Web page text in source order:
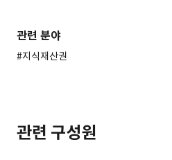
관련 분야
#지식재산권
관련 구성원